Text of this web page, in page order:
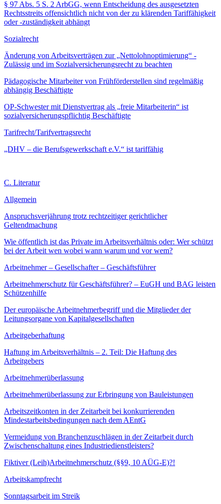
§ 97 Abs. 5 S. 2 ArbGG, wenn Entscheidung des ausgesetzten
Rechtsstreits offensichtlich nicht von der zu klärenden Tariffähigkeit
oder -zuständigkeit abhängt
Sozialrecht
Änderung von Arbeitsverträgen zur „Nettolohnoptimierung“ -
Zulässig und im Sozialversicherungsrecht zu beachten
Pädagogische Mitarbeiter von Frühförderstellen sind regelmäßig
abhängig Beschäftigte
OP-Schwester mit Dienstvertrag als „freie Mitarbeiterin“ ist
sozialversicherungspflichtig Beschäftigte
Tarifrecht/Tarifvertragsrecht
„DHV – die Berufsgewerkschaft e.V.“ ist tariffähig
C. Literatur
Allgemein
Anspruchsverjährung trotz rechtzeitiger gerichtlicher
Geltendmachung
Wie öffentlich ist das Private im Arbeitsverhältnis oder: Wer schützt
bei der Arbeit wen wobei wann warum und vor wem?
Arbeitnehmer – Gesellschafter – Geschäftsführer
Arbeitnehmerschutz für Geschäftsführer? – EuGH und BAG leisten
Schützenhilfe
Der europäische Arbeitnehmerbegriff und die Mitglieder der
Leitungsorgane von Kapitalgesellschaften
Arbeitgeberhaftung
Haftung im Arbeitsverhältnis – 2. Teil: Die Haftung des
Arbeitgebers
Arbeitnehmerüberlassung
Arbeitnehmerüberlassung zur Erbringung von Bauleistungen
Arbeitszeitkonten in der Zeitarbeit bei konkurrierenden
Mindestarbeitsbedingungen nach dem AEntG
Vermeidung von Branchenzuschlägen in der Zeitarbeit durch
Zwischenschaltung eines Industriedienstleisters?
Fiktiver (Leih)Arbeitnehmerschutz (§§9, 10 AÜG-E)?!
Arbeitskampfrecht
Sonntagsarbeit im Streik